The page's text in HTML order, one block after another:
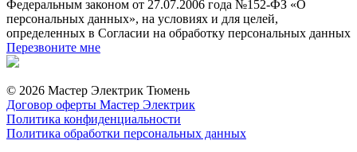
Федеральным законом от 27.07.2006 года №152-ФЗ «О
персональных данных», на условиях и для целей,
определенных в Согласии на обработку персональных данных
Перезвоните мне
© 2026 Мастер Электрик Тюмень
Договор оферты Мастер Электрик
Политика конфиденциальности
Политика обработки персональных данных